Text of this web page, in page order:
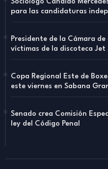
Sociólogo Cándido
para las candidaturas
Presidente de la Cámara
víctimas de la discoteca Jet
Copa Regional Este de
este viernes en Sabana
Senado crea Comisión
ley del Código Penal